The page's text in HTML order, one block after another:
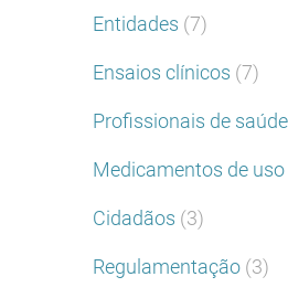
Entidades (7)
Ensaios clínicos (7)
Profissionais de saúde
Medicamentos de
Cidadãos (3)
Regulamentação (3)